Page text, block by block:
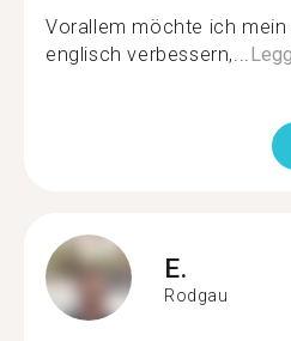
Vorallem möchte ich
englisch verbessern,...
E.
Rodgau